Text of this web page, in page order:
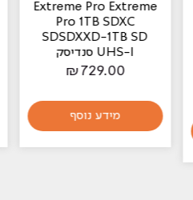
Extreme Pro Extreme
Pro 1TB SDXC
SDSDXXD-1TB SD
UHS-I סנדיסק
₪729.00
מידע נוסף